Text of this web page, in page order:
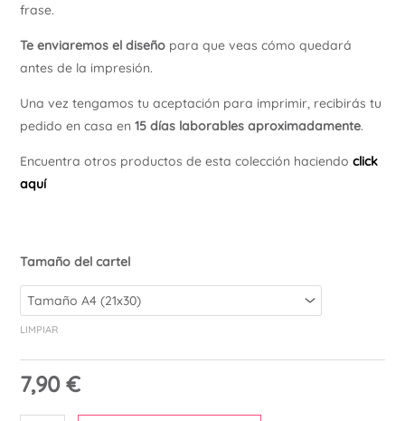
frase.
Te enviaremos el diseñopara que veas cómo quedará
antes de la impresión.
Una vez tengamos tu aceptación para imprimir, recibirás tu
pedido en casa en 15 días laborables aproximadamente.
Encuentra otros productos de esta colección haciendo click
aquí
Tamaño del cartel
LIMPIAR
7,90 €